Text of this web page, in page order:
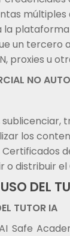
múltiples
la
un tercero
proxies u
NO
sublicenciar,
los
Certificados
o distribuir
DEL
TUTOR IA
Safe